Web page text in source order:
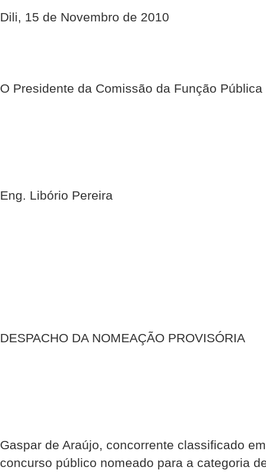
Dili, 15 de Novembro de 2010
O Presidente da Comissão da Função Pública
Eng. Libório Pereira
DESPACHO DA NOMEAÇÃO PROVISÓRIA
Gaspar de Araújo, concorrente classificado
concurso público nomeado para a categoria